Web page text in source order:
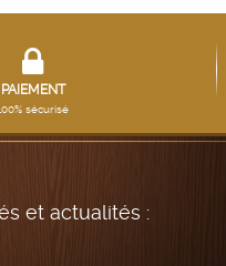
PAIEMENT
sécurisé
et actualités :